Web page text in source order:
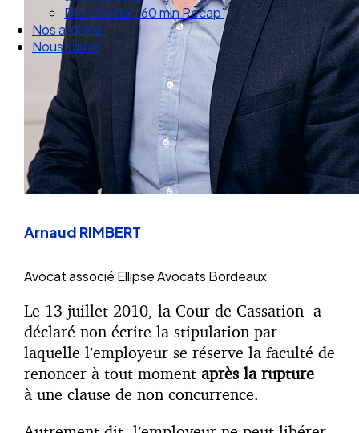
Nos articles
Nous suivre
Arnaud RIMBERT
Avocat associé Ellipse Avocats Bordeaux
Le 13 juillet 2010, la Cour de Cassation a
déclaré non écrite la stipulation par
laquelle l’employeur se réserve la faculté de
renoncer à tout moment après la rupture
à une clause de non concurrence.